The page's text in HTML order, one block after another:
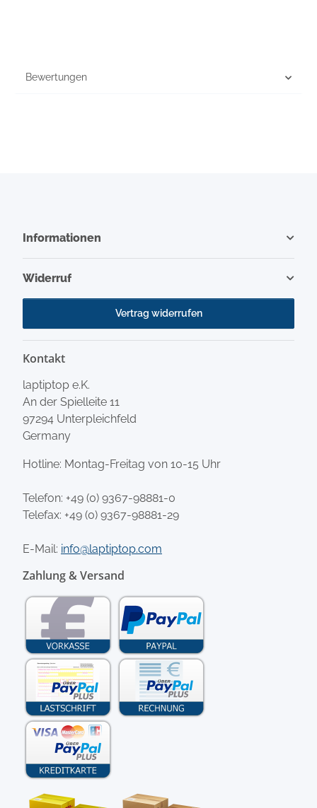
Bewertungen
Informationen
Widerruf
Vertrag widerrufen
Kontakt
laptiptop e.K.
An der Spielleite 11
97294 Unterpleichfeld
Germany
Hotline: Montag-Freitag von 10-15 Uhr
Telefon: +49 (0) 9367-98881-0
Telefax: +49 (0) 9367-98881-29
E-Mail: info@laptiptop.com
Zahlung & Versand